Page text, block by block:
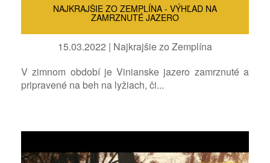
NAJKRAJŠIE ZO ZEMPLÍNA - VÝHĽAD NA
ZAMRZNUTÉ JAZERO
15.03.2022 | Najkrajšie zo Zemplína
V zimnom období je Vinianske jazero zamrznuté a
pripravené na beh na lyžiach, či...